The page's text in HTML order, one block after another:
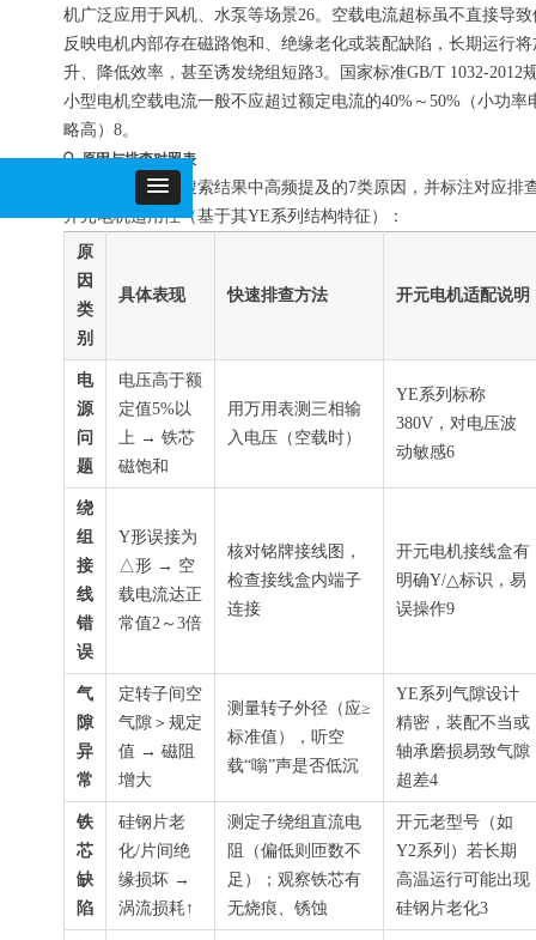
机广泛应用于风机、水泵等场景26。空载电流超标虽不直接导
反映电机内部存在磁路饱和、绝缘老化或装配缺陷，长期运行将
升、降低效率，甚至诱发绕组短路3。国家标准GB/T 1032-2012
小型电机空载电流一般不应超过额定电流的40%～50%（小功率
略高）8。
🔍 原因与排查对照表
以下表格整合了搜索结果中高频提及的7类原因，并标注对应排
开元电机适用性（基于其YE系列结构特征）：
原
因
类
别
具体表现 快速排查方法 开元电机适配说明
电
源
问
题
电压高于额
定值5%以
上 → 铁芯
磁饱和
用万用表测三相输
入电压（空载时）
YE系列标称
380V，对电压波
动敏感6
绕
组
接
线
错
误
Y形误接为
△形 → 空
载电流达正
常值2～3倍
核对铭牌接线图，
检查接线盒内端子
连接
开元电机接线盒有
明确Y/△标识，易
误操作9
气
隙
异
常
定转子间空
气隙＞规定
值 → 磁阻
增大
测量转子外径（应≥
标准值），听空
载“嗡”声是否低沉
YE系列气隙设计
精密，装配不当或
轴承磨损易致气隙
超差4
铁
芯
缺
陷
硅钢片老
化/片间绝
缘损坏 →
涡流损耗↑
测定子绕组直流电
阻（偏低则匝数不
足）；观察铁芯有
无烧痕、锈蚀
开元老型号（如
Y2系列）若长期
高温运行可能出现
硅钢片老化3